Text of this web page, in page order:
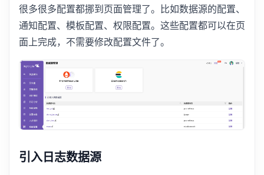
很多很多配置都挪到页面管理了。比如数据源的配置、
通知配置、模板配置、权限配置。这些配置都可以在页
面上完成，不需要修改配置文件了。
引入日志数据源